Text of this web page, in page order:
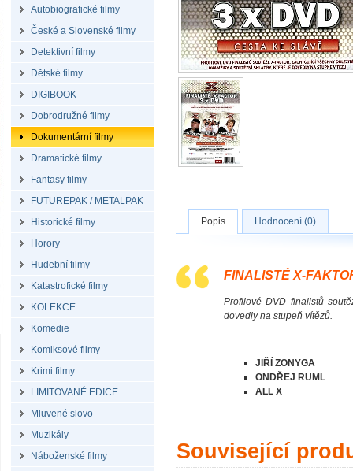
Autobiografické filmy
České a Slovenské filmy
Detektivní filmy
Dětské filmy
DIGIBOOK
Dobrodružné filmy
Dokumentární filmy
Dramatické filmy
Fantasy filmy
FUTUREPAK / METALPAK
Historické filmy
Horory
Hudební filmy
Katastrofické filmy
KOLEKCE
Komedie
Komiksové filmy
Krimi filmy
LIMITOVANÉ EDICE
Mluvené slovo
Muzikály
Náboženské filmy
Popis Hodnocení (0)
FINALISTÉ X-
Profilové DVD finalistů
dovedly na stupeň vítězů.
JIŘÍ ZONYGA
ONDŘEJ RUML
ALL X
Související